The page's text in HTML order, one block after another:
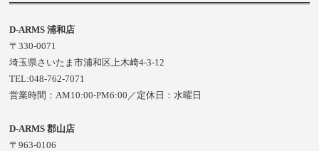
D-ARMS 浦和店
〒330-0071
埼玉県さいたま市浦和区上木崎4-3-12
TEL:048-762-7071
営業時間：AM10:00-PM6:00／定休日：水曜日
D-ARMS 郡山店
〒963-0106